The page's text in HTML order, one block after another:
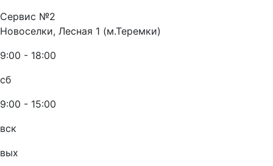
Сервис №2
Новоселки, Лесная 1 (м.Теремки)
9:00 - 18:00
сб
9:00 - 15:00
вск
вых